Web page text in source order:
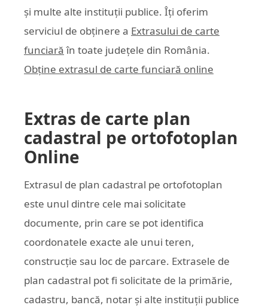
și multe alte instituții publice. Îți oferim
serviciul de obținere a Extrasului de carte
funciară în toate județele din România.
Obține extrasul de carte funciară online
Extras de carte plan
cadastral pe ortofotoplan
Online
Extrasul de plan cadastral pe ortofotoplan
este unul dintre cele mai solicitate
documente, prin care se pot identifica
coordonatele exacte ale unui teren,
construcție sau loc de parcare. Extrasele de
plan cadastral pot fi solicitate de la primărie,
cadastru, bancă, notar și alte instituții publice